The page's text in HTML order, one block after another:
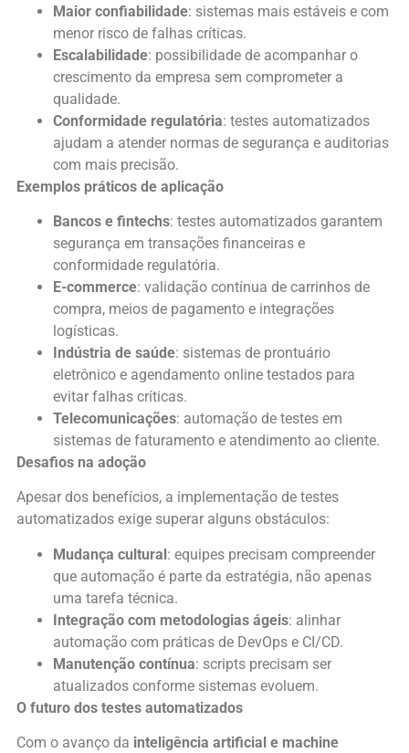
Maior confiabilidade: sistemas mais estáveis e com
menor risco de falhas críticas.
Escalabilidade: possibilidade de acompanhar o
crescimento da empresa sem comprometer a
qualidade.
Conformidade regulatória: testes automatizados
ajudam a atender normas de segurança e auditorias
com mais precisão.
Exemplos práticos de aplicação
Bancos e fintechs: testes automatizados garantem
segurança em transações financeiras e
conformidade regulatória.
E-commerce: validação contínua de carrinhos de
compra, meios de pagamento e integrações
logísticas.
Indústria de saúde: sistemas de prontuário
eletrônico e agendamento online testados para
evitar falhas críticas.
Telecomunicações: automação de testes em
sistemas de faturamento e atendimento ao cliente.
Desafios na adoção
Apesar dos benefícios, a implementação de testes
automatizados exige superar alguns obstáculos:
Mudança cultural: equipes precisam compreender
que automação é parte da estratégia, não apenas
uma tarefa técnica.
Integração com metodologias ágeis: alinhar
automação com práticas de DevOps e CI/CD.
Manutenção contínua: scripts precisam ser
atualizados conforme sistemas evoluem.
O futuro dos testes automatizados
Com o avanço da inteligência artificial e machine